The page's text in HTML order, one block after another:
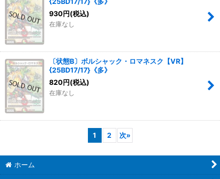
930円(税込)
在庫なし
〔状態B〕ボルシャック・ロマネスク【VR】
{25BD17/17}《多》
820円(税込)
在庫なし
1 2 次»
ホーム